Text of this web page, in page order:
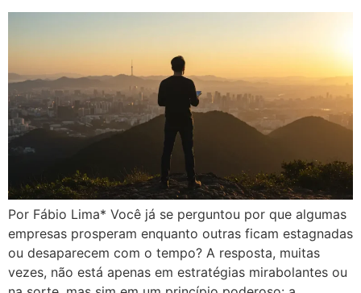
Por Fábio Lima* Você já se perguntou por que algumas
empresas prosperam enquanto outras ficam estagnadas
ou desaparecem com o tempo? A resposta, muitas
vezes, não está apenas em estratégias mirabolantes ou